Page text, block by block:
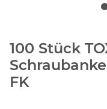
100 Stück
FK